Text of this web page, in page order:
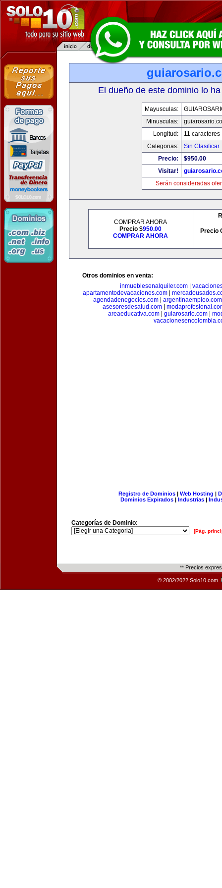
El dueño de este dominio lo
Mayusculas:
Minusculas:
Longitud:
11 caracteres
Categorias:
Sin Clasificar
Precio:
$950.00
Visitar!
Serán consideradas
COMPRAR AHORA
Precio $950.00
COMPRAR AHORA
Precio
Otros dominios en venta:
inmueblesenalquiler.com|
apartamentodevacaciones.com|
agendadenegocios.com| argentinaempleo.com
asesoresdesalud.com|
areaeducativa.com| guiarosario.com|
Registro de Dominios| Web Hosting |
Dominios Expirados | Industrias |
Categorías de Dominio:
[Pág.
** Precios
© 2002/2022 Solo10.com